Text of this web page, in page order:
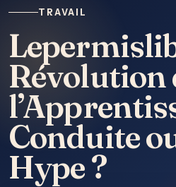
TRAVAIL
Révolution
Conduite
Hype ?